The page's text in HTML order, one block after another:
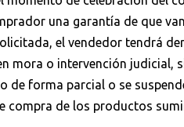
una garantía de que
el vendedor tendrá
mora o intervención judicial,
de forma parcial o se
compra de los productos